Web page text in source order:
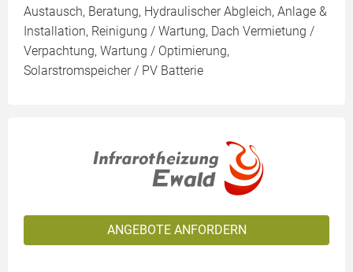
Austausch, Beratung, Hydraulischer Abgleich, Anlage &
Installation, Reinigung / Wartung, Dach Vermietung /
Verpachtung, Wartung / Optimierung,
Solarstromspeicher / PV Batterie
ANGEBOTE ANFORDERN